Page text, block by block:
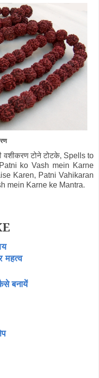
वशीकरण टोने टोटके, Spells to
ko Vash mein Karne
Karen, Patni Vahikaran
mein Karne ke Mantra.
महत्व
बनायें